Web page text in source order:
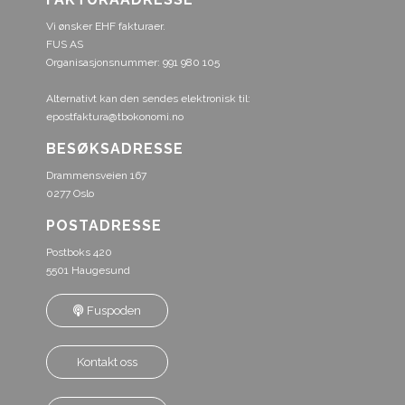
Vi ønsker EHF fakturaer.
FUS AS
Organisasjonsnummer: 991 980 105
Alternativt kan den sendes elektronisk til:
epostfaktura@tbokonomi.no
BESØKSADRESSE
Drammensveien 167
0277 Oslo
POSTADRESSE
Postboks 420
5501 Haugesund
Fuspoden
Kontakt oss